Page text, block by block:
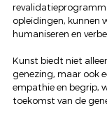
opleidingen, kunnen
humaniseren en
Kunst biedt niet
genezing, maar ook
empathie en begrip,
toekomst van de